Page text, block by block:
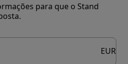
para que o Stand
EUR